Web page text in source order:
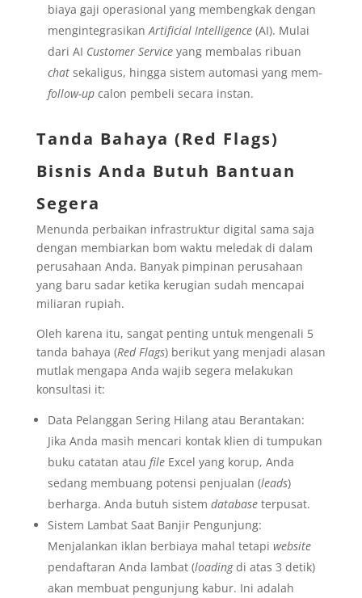
biaya gaji operasional yang membengkak dengan
mengintegrasikan Artificial Intelligence(AI). Mulai
dari AI Customer Serviceyang membalas ribuan
chatsekaligus, hingga sistem automasi yang mem-
follow-upcalon pembeli secara instan.
Tanda Bahaya (Red Flags)
Bisnis Anda Butuh Bantuan
Segera
Menunda perbaikan infrastruktur digital sama saja
dengan membiarkan bom waktu meledak di dalam
perusahaan Anda. Banyak pimpinan perusahaan
yang baru sadar ketika kerugian sudah mencapai
miliaran rupiah.
Oleh karena itu, sangat penting untuk mengenali 5
tanda bahaya (Red Flags) berikut yang menjadi alasan
mutlak mengapa Anda wajib segera melakukan
konsultasi it:
Data Pelanggan Sering Hilang atau Berantakan:
Jika Anda masih mencari kontak klien di tumpukan
buku catatan atau fileExcel yang korup, Anda
sedang membuang potensi penjualan (leads)
berharga. Anda butuh sistem databaseterpusat.
Sistem Lambat Saat Banjir Pengunjung:
Menjalankan iklan berbiaya mahal tetapi website
pendaftaran Anda lambat (loadingdi atas 3 detik)
akan membuat pengunjung kabur. Ini adalah